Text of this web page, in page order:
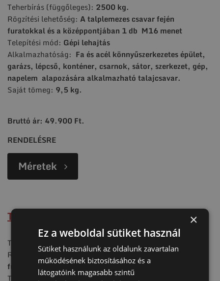
Teherbírás (függőleges): 2500 kg.
Rögzítési lehetőség: A talplemezes csavar fején
furatokkal és a középpontjában 1 db M16 menet
Telepítési mód: Gépi lehajtás
Alkalmazhatóság: Fa és acél könnyűszerkezetes épület,
garázs, lépcső, konténer, csarnok, sátor, szerkezet, gép,
napelem alapozására alkalmazható talajcsavar.
Saját tömeg: 9,5 kg.
Bruttó ár: 49.900 Ft.
RENDELÉSRE
Méretek
Talajcsavar - KSF M 76x1600 - M16
Teherbírás (függőleges):
Rögzítési lehetőség:A talplemezes csavar fején
furatokkal és aközéppontjában 1 db M16 menet
Telepítési mód:Gépi lehajtás
×
Ez a weboldal sütiket használ
Sütiket használunk az oldalunk zavartalan
működésének biztosításához és a
látogatóink magasabb szintű